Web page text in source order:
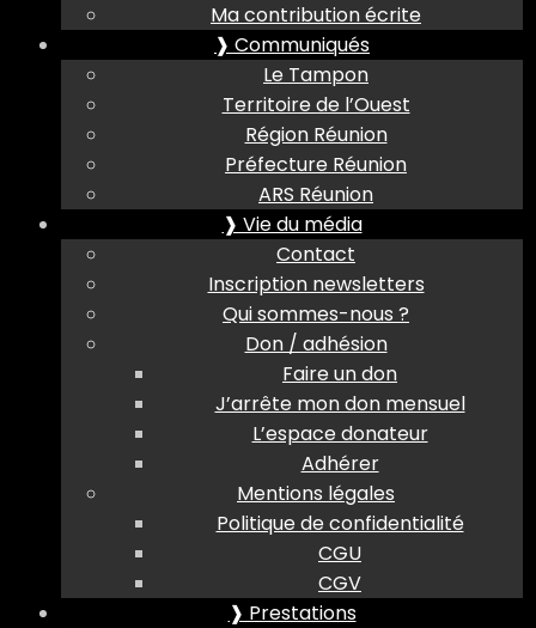
Ma contribution écrite
❱ Communiqués
Le Tampon
Territoire de l’Ouest
Région Réunion
Préfecture Réunion
ARS Réunion
❱ Vie du média
Contact
Inscription newsletters
Qui sommes-nous ?
Don / adhésion
Faire un don
J’arrête mon don mensuel
L’espace donateur
Adhérer
Mentions légales
Politique de confidentialité
CGU
CGV
❱ Prestations